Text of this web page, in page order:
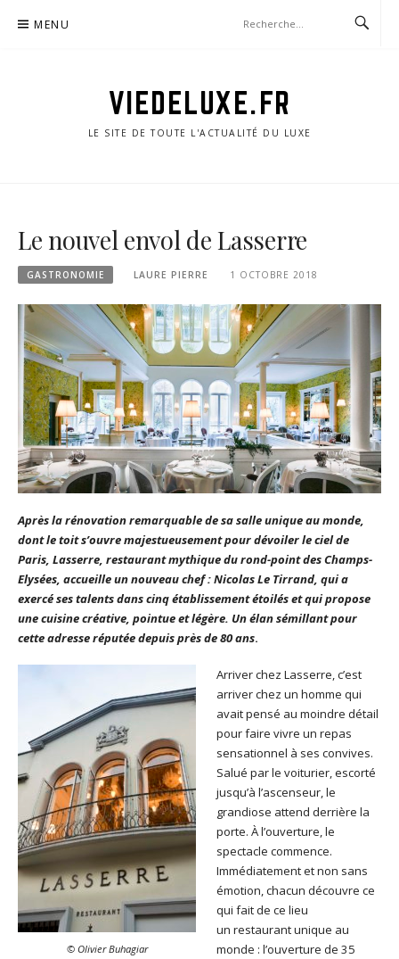
MENU
VIEDELUXE.FR
LE SITE DE TOUTE L'ACTUALITÉ DU LUXE
Le nouvel envol de Lasserre
GASTRONOMIE LAURE PIERRE 1 OCTOBRE 2018
Après la rénovation remarquable de sa salle unique au monde,
dont le toit s’ouvre majestueusement pour dévoiler le ciel de
Paris, Lasserre, restaurant mythique du rond-point des Champs-
Elysées, accueille un nouveau chef : Nicolas Le Tirrand, qui a
exercé ses talents dans cinq établissement étoilés et qui propose
une cuisine créative, pointue et légère. Un élan sémillant pour
cette adresse réputée depuis près de 80 ans.
© Olivier Buhagiar
Arriver chez Lasserre, c’est
arriver chez un homme qui
avait pensé au moindre détail
pour faire vivre un repas
sensationnel à ses convives.
Salué par le voiturier, escorté
jusqu’à l’ascenseur, le
grandiose attend derrière la
porte. À l’ouverture, le
spectacle commence.
Immédiatement et non sans
émotion, chacun découvre ce
qui fait de ce lieu
un restaurant unique au
monde : l’ouverture de 35